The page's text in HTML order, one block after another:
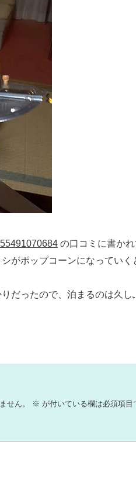
の口コミに書か
がポップコーンになってい
だったので、泊まるのは久
せん。 ※ が付いている欄は必須項目